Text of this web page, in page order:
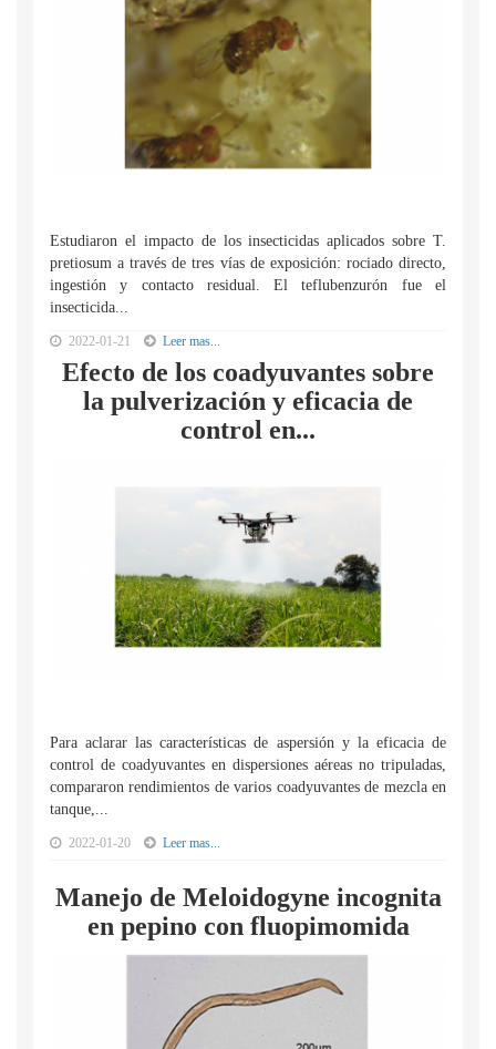
Estudiaron el impacto de los insecticidas aplicados sobre T.
pretiosum a través de tres vías de exposición: rociado directo,
ingestión y contacto residual. El teflubenzurón fue el
insecticida...
2022-01-21 Leer mas...
Efecto de los coadyuvantes sobre
la pulverización y eficacia de
control en...
Para aclarar las características de aspersión y la eficacia de
control de coadyuvantes en dispersiones aéreas no tripuladas,
compararon rendimientos de varios coadyuvantes de mezcla en
tanque,...
2022-01-20 Leer mas...
Manejo de Meloidogyne incognita
en pepino con fluopimomida